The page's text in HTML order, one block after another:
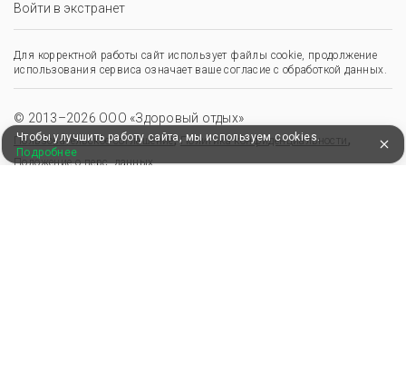
Войти в экстранет
Для корректной работы сайт использует файлы cookie, продолжение
использования сервиса означает ваше согласие с обработкой данных.
© 2013–2026 ООО «Здоровый отдых»
Пользовательское соглашение,Политика конфиденциальности ,
Положение о перс. данных
Чтобы улучшить работу сайта, мы используем cookies.
Подробнее